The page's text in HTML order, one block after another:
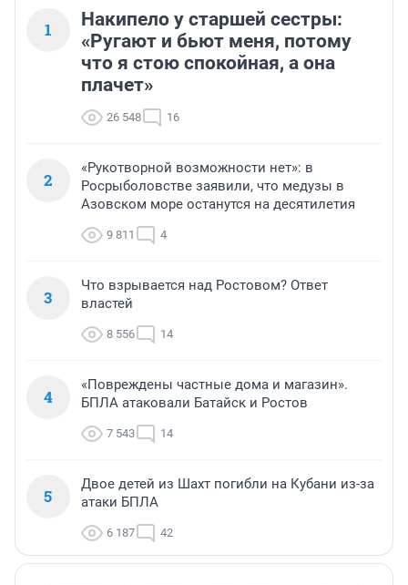
1
Накипело у старшей сестры:
«Ругают и бьют меня, потому
что я стою спокойная, а она
плачет»
26 548 16
2
«Рукотворной возможности нет»: в
Росрыболовстве заявили, что медузы в
Азовском море останутся на десятилетия
9 811 4
3
Что взрывается над Ростовом? Ответ
властей
8 556 14
4
«Повреждены частные дома и магазин».
БПЛА атаковали Батайск и Ростов
7 543 14
5
Двое детей из Шахт погибли на Кубани из-за
атаки БПЛА
6 187 42